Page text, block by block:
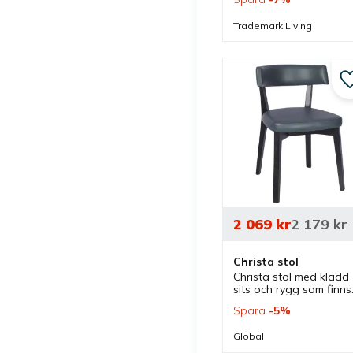
vintage utseende med
bra som matstol och
Trademark Living
Christa stol
Christa stol med klädd
sits och rygg som
elegant böjd design
caféstol, restaurangstol
2 069kr2 179kr
Spara 5%
Global